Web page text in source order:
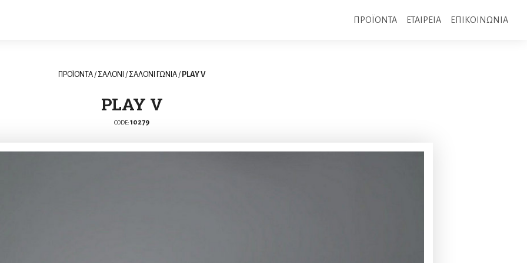
ΠΡΟΪΟΝΤΑ ΕΤΑΙΡΕΙΑ ΕΠΙΚΟΙΝΩΝΙΑ
ΠΡΟΪΟΝΤΑ / ΣΑΛΟΝΙ / ΣΑΛΟΝΙ ΓΩΝΙΑ / PLAY V
PLAY V
CODE:10279